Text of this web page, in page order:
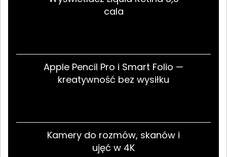
cala
Apple Pencil Pro i Smart Folio —
kreatywność bez wysiłku
Kamery do rozmów, skanów i
ujęć w 4K